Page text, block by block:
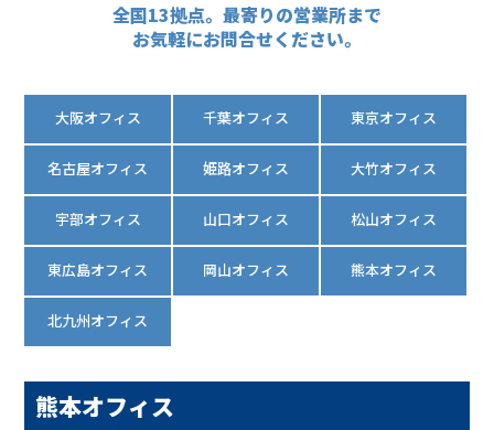
全国13拠点。最寄りの営業所まで
お気軽にお問合せください。
大阪オフィス 千葉オフィス 東京オフィス
名古屋オフィス 姫路オフィス 大竹オフィス
宇部オフィス 山口オフィス 松山オフィス
東広島オフィス 岡山オフィス 熊本オフィス
北九州オフィス
熊本オフィス